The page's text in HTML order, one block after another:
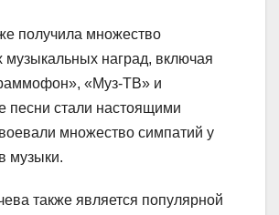
получила множество
музыкальных наград, включая
«Муз-ТВ» и
песни стали настоящими
множество симпатий у
музыки.
также является популярной